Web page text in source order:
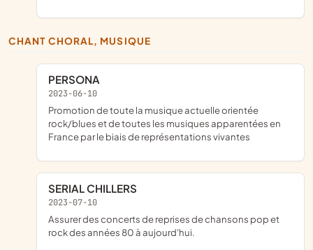
CHANT CHORAL, MUSIQUE
PERSONA
2023-06-10
promotion de toute la musique actuelle orientée
rock/blues et de toutes les musiques apparentées en
France par le biais de représentations vivantes
SERIAL CHILLERS
2023-07-10
Assurer des concerts de reprises de chansons pop et
rock des années 80 à aujourd'hui.